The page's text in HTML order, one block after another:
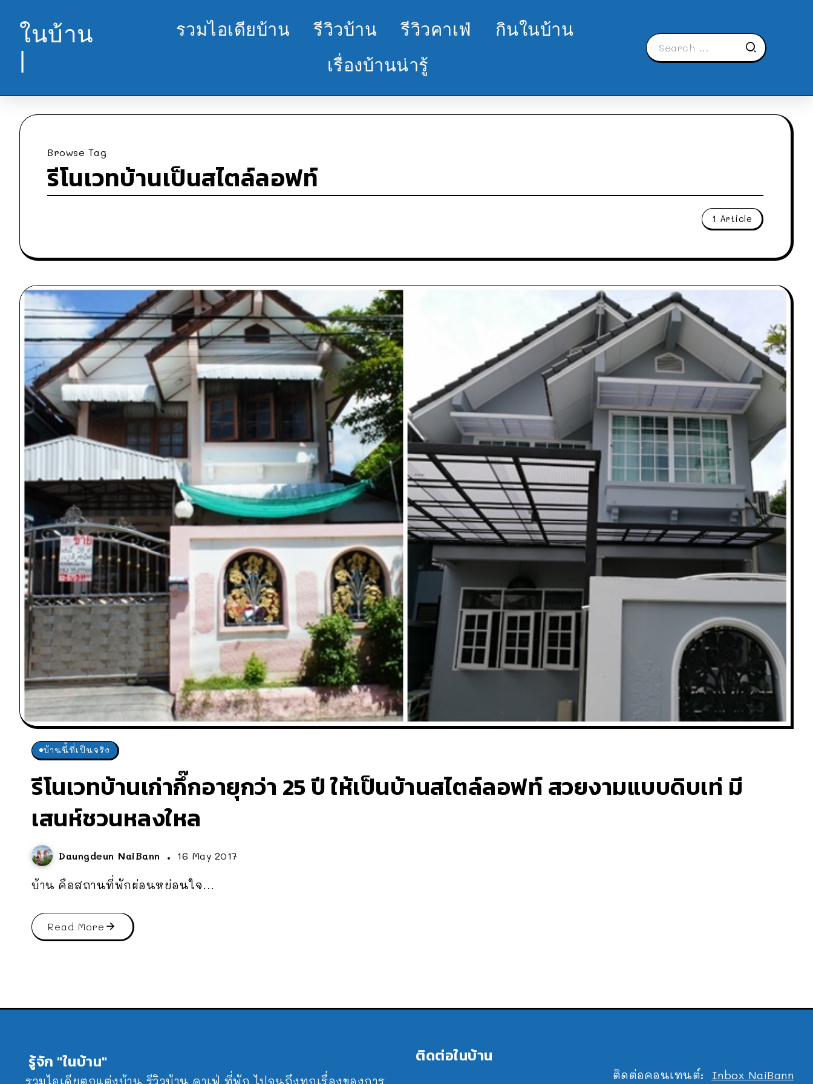
ในบ้าน
|
รวมไอเดียบ้าน รีวิวบ้าน รีวิวคาเฟ่
กินในบ้าน
เรื่องบ้านน่ารู้
Browse Tag
รีโนเวทบ้านเป็นสไตล์ลอฟท์
1 Article
บ้านนี้ที่เป็นจริง
รีโนเวทบ้านเก่ากึ๊กอายุกว่า 25 ปี ให้เป็นบ้านสไตล์ลอฟท์ สวยงามแบบดิบเท่ มี
เสนห์ชวนหลงใหล
Daungdeun NaiBann 16 May 2017
บ้าน คือสถานที่พักผ่อนหย่อนใจ...
Read More
รู้จัก "ในบ้าน"
รวมไอเดียตกแต่งบ้าน รีวิวบ้าน คาเฟ่ ที่พัก ไปจนถึงทุกเรื่องของการ
ติดต่อในบ้าน
ติดต่อคอนเทนต์: Inbox NaiBann